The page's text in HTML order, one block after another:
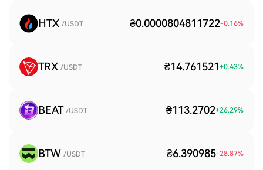
HTX /USDT ₴0.0000804811722-0.16%
TRX /USDT ₴14.761521 +0.43%
BEAT /USDT ₴113.2702+26.29%
BTW /USDT ₴6.390985-28.87%